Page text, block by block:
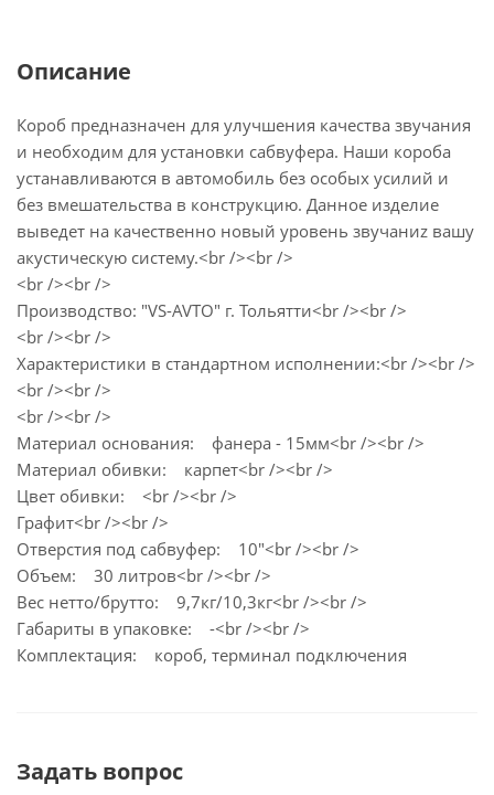
Описание
Короб предназначен для улучшения качества звучания
и необходим для установки сабвуфера. Наши короба
устанавливаются в автомобиль без особых усилий и
без вмешательства в конструкцию. Данное изделие
выведет на качественно новый уровень звучаниz вашу
акустическую систему.<br /><br />
<br /><br />
Производство: "VS-AVTO" г. Тольятти<br /><br />
<br /><br />
Характеристики в стандартном исполнении:<br /><br />
<br /><br />
<br /><br />
Материал основания: фанера - 15мм<br /><br />
Материал обивки: карпет<br /><br />
Цвет обивки: <br /><br />
Графит<br /><br />
Отверстия под сабвуфер: 10"<br /><br />
Объем: 30 литров<br /><br />
Вес нетто/брутто: 9,7кг/10,3кг<br /><br />
Габариты в упаковке: -<br /><br />
Комплектация: короб, терминал подключения
Задать вопрос